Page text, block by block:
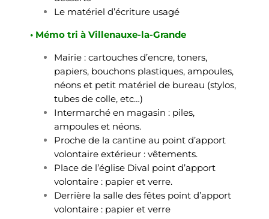
Le matériel d’écriture usagé
• Mémo tri à Villenauxe-la-Grande
Mairie : cartouches d’encre, toners,
papiers, bouchons plastiques, ampoules,
néons et petit matériel de bureau (stylos,
tubes de colle, etc…)
Intermarché en magasin : piles,
ampoules et néons.
Proche de la cantine au point d’apport
volontaire extérieur : vêtements.
Place de l’église Dival point d’apport
volontaire : papier et verre.
Derrière la salle des fêtes point d’apport
volontaire : papier et verre